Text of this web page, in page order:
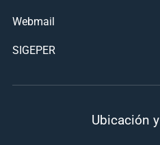
Webmail
SIGEPER
Ubicación